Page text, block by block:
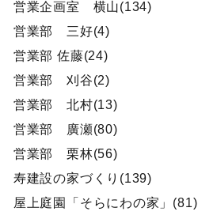
営業企画室 横山(134)
営業部 三好(4)
営業部 佐藤(24)
営業部 刈谷(2)
営業部 北村(13)
営業部 廣瀬(80)
営業部 栗林(56)
寿建設の家づくり(139)
屋上庭園「そらにわの家」(81)